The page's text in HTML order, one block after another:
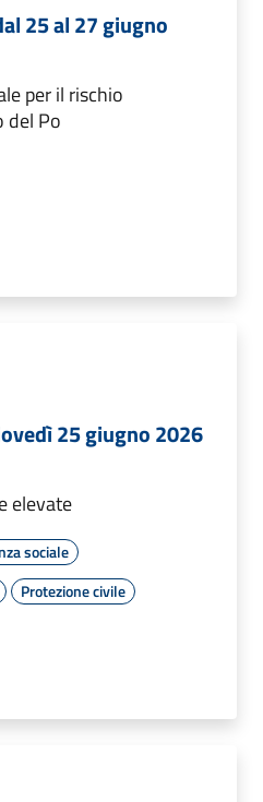
25 al 27 giugno
per il rischio
del Po
25 giugno 2026
elevate
sociale
Protezione civile